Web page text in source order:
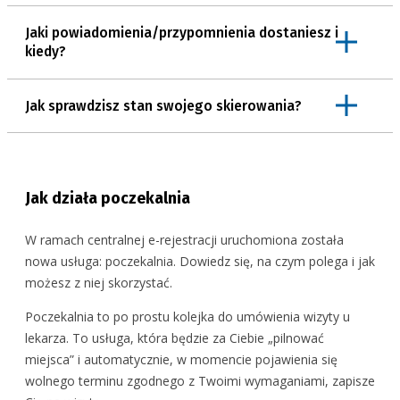
Jaki powiadomienia/przypomnienia dostaniesz i
kiedy?
Jak sprawdzisz stan swojego skierowania?
Zaloguj się na IKP lub do aplikacji mojeIKP, wejdź w
skierowania, znajdź swoje skierowanie i sprawdź, jaki ma
Jak działa poczekalnia
W ramach centralnej e-rejestracji uruchomiona została
nowa usługa: poczekalnia. Dowiedz się, na czym polega i jak
możesz z niej skorzystać.
Poczekalnia to po prostu kolejka do umówienia wizyty u
lekarza. To usługa, która będzie za Ciebie „pilnować
miejsca” i automatycznie, w momencie pojawienia się
wolnego terminu zgodnego z Twoimi wymaganiami, zapisze
dostępnego i dogodnego dla Ciebie terminu wizyty w ciągu
najbliższych 40 dni, możesz zapisać się do poczekalni. Po
dostępnych nowych terminów (do centralnej e-rejestracji
dołączają nowe placówki) i zmniejszania się liczby osób
Trafisz też do poczekalni, jeśli:
placówka nie znajdzie terminu wizyty według Twoich
preferencji
zrezygnujesz z umówionej pierwszej wizyty u
kardiologa i nie będzie możliwości umówienia Cię na
inny termin
placówka, np. z powodu jakiejś awarii, odwoła Twoją
wizytę u kardiologa.